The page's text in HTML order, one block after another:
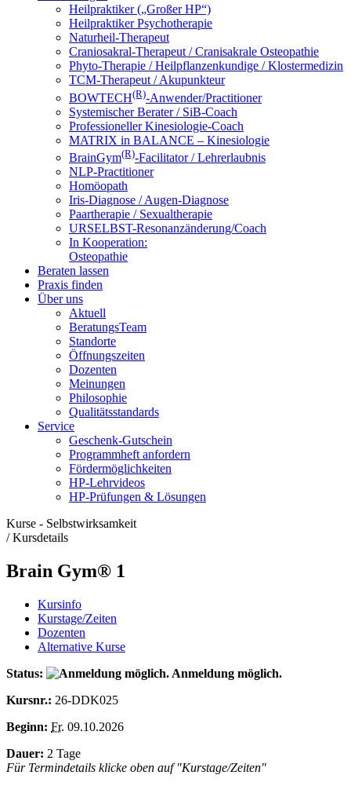
Heilpraktiker („Großer HP“)
Heilpraktiker Psychotherapie
Naturheil-Therapeut
Craniosakral-Therapeut / Cranisakrale Osteopathie
Phyto-Therapie / Heilpflanzenkundige / Klostermedizin
TCM-Therapeut / Akupunkteur
BOWTECH(R)-Anwender/Practitioner
Systemischer Berater / SiB-Coach
Professioneller Kinesiologie-Coach
MATRIX in BALANCE – Kinesiologie
BrainGym(R)-Facilitator / Lehrerlaubnis
NLP-Practitioner
Homöopath
Iris-Diagnose / Augen-Diagnose
Paartherapie / Sexualtherapie
URSELBST-Resonanzänderung/Coach
In Kooperation:
Osteopathie
Beraten lassen
Praxis finden
Über uns
Aktuell
BeratungsTeam
Standorte
Öffnungszeiten
Dozenten
Meinungen
Philosophie
Qualitätsstandards
Service
Geschenk-Gutschein
Programmheft anfordern
Fördermöglichkeiten
HP-Lehrvideos
HP-Prüfungen & Lösungen
Kurse - Selbstwirksamkeit
/Kursdetails
Brain Gym® 1
Kursinfo
Kurstage/Zeiten
Dozenten
Alternative Kurse
Status:
Anmeldung möglich.
Kursnr.: 26-DDK025
Beginn: Fr. 09.10.2026
Dauer: 2 Tage
Für Termindetails klicke oben auf "Kurstage/Zeiten"